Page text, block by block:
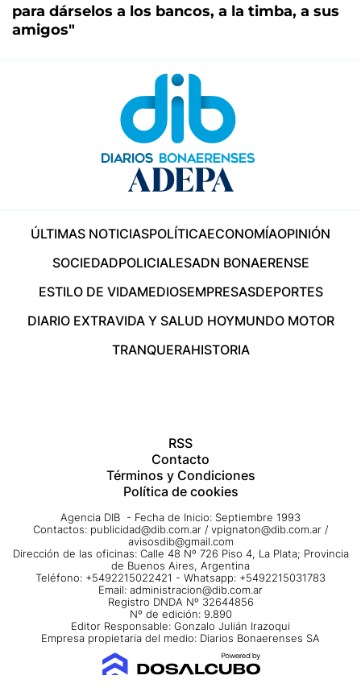
para dárselos a los bancos, a la timba, a sus
amigos"
ÚLTIMAS NOTICIASPOLÍTICAECONOMÍAOPINIÓN
SOCIEDADPOLICIALESADN BONAERENSE
ESTILO DE VIDAMEDIOSEMPRESASDEPORTES
DIARIO EXTRAVIDA Y SALUD HOYMUNDO MOTOR
TRANQUERAHISTORIA
RSS
Contacto
Términos y Condiciones
Política de cookies
Agencia DIB - Fecha de Inicio: Septiembre 1993
Contactos: publicidad@dib.com.ar / vpignaton@dib.com.ar /
avisosdib@gmail.com
Dirección de las oficinas: Calle 48 Nº 726 Piso 4, La Plata; Provincia
de Buenos Aires, Argentina
Teléfono: +5492215022421 - Whatsapp: +5492215031783
Email: administracion@dib.com.ar
Registro DNDA Nº 32644856
Nº de edición: 9.890
Editor Responsable: Gonzalo Julián Irazoqui
Empresa propietaria del medio: Diarios Bonaerenses SA